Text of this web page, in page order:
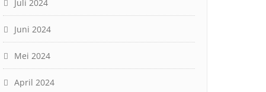
Juli 2024
Juni 2024
Mei 2024
April 2024